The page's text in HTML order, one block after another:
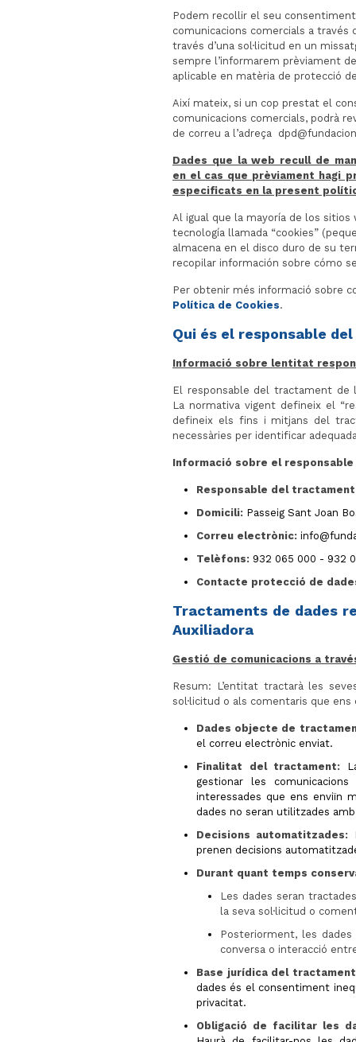
Podem recollir el seu
comunicacions comercials a través
través d’una sol·licitud en un
sempre l’informarem prèviament
aplicable en matèria de protecció
Així mateix, si un cop prestat el
comunicacions comercials, podrà
de correu a l’adreça
Dades que la web recull de
en el cas que prèviament hagi
especificats en la present
Al igual que la mayoría de los
tecnología llamada “cookies”
almacena en el disco duro de su
recopilar información sobre cómo
Per obtenir més informació sobre
Política de Cookies.
Qui és el responsable
Informació sobre lentitat
El responsable del tractament
La normativa vigent defineix el
defineix els fins i mitjans del
necessàries per identificar
Informació sobre el
Responsable del
Domicili: Passeig Sant Joan
Correu electrònic:
Telèfons: 932 065 000 - 932
Contacte protecció de
Tractaments de dades
Auxiliadora
Gestió de comunicacions a
Resum: L’entitat tractarà les
sol·licitud o als comentaris que
Dades objecte de
el correu electrònic enviat.
Finalitat del tractament:
gestionar les
interessades que ens enviïn
dades no seran utilitzades
Decisions automatitzades:
prenen decisions
Durant quant temps
Les dades seran
la seva sol·licitud o
Posteriorment, les
conversa o interacció
Base jurídica del
dades és el consentiment
privacitat.
Obligació de facilitar les